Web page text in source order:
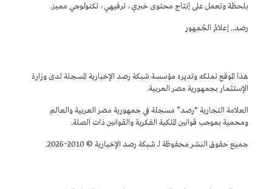
بلحظة وتعمل على إنتاج محتوى خبري، ترفيهي، تكنولوجي مميز.
رصد.. إعلامُ الجُمهور
هذا الموقع تملكه وتديره مؤسسة شبكة رصد الإخبارية المسجلة لدى وزارة
الإستثمار بجمهورية مصر العربية.
العلامة التجارية “رصد” مسجلة في جمهورية مصر العربية والعالم
ومحمية بموجب قوانين الملكية الفكرية والقوانين ذات الصلة.
جميع حقوق النشر محفوظة لـ شبكة رصد الإخبارية © 2010~2026.